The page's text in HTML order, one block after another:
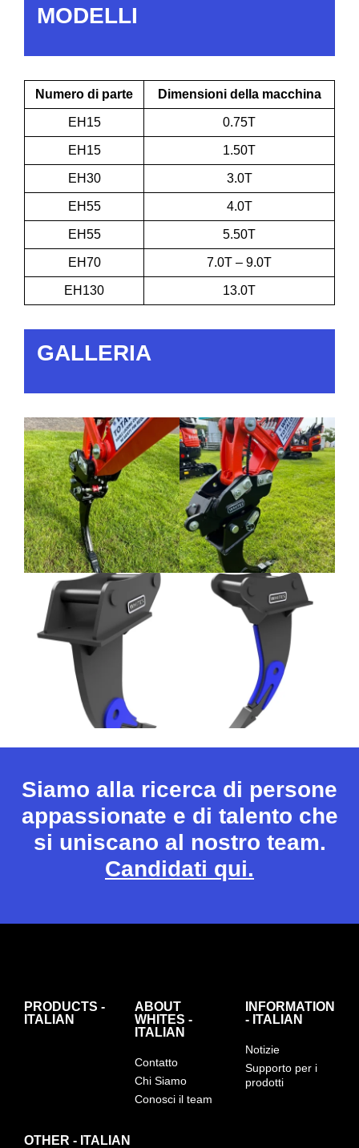
MODELLI
Numero di parte Dimensioni della macchina
EH15 0.75T
EH15 1.50T
EH30 3.0T
EH55 4.0T
EH55 5.50T
EH70 7.0T – 9.0T
EH130 13.0T
GALLERIA
Siamo alla ricerca di persone
appassionate e di talento che
si uniscano al nostro team.
Candidati qui.
PRODUCTS -
ITALIAN
ABOUT
WHITES -
ITALIAN
Contatto
Chi Siamo
Conosci il team
INFORMATION
- ITALIAN
Notizie
Supporto per i
prodotti
OTHER - ITALIAN